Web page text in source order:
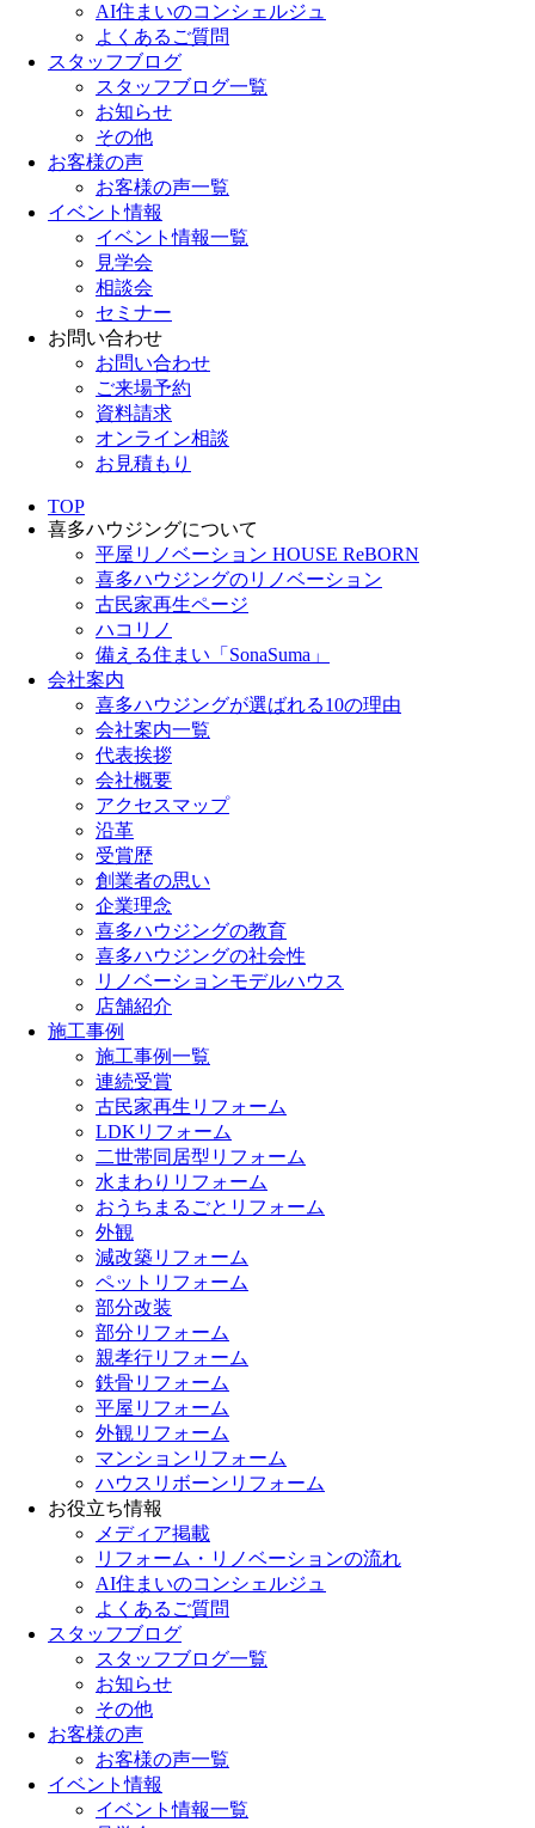
AI住まいのコンシェルジュ
よくあるご質問
スタッフブログ
スタッフブログ一覧
お知らせ
その他
お客様の声
お客様の声一覧
イベント情報
イベント情報一覧
見学会
相談会
セミナー
お問い合わせ
お問い合わせ
ご来場予約
資料請求
オンライン相談
お見積もり
TOP
喜多ハウジングについて
平屋リノベーション HOUSE ReBORN
喜多ハウジングのリノベーション
古民家再生ページ
ハコリノ
備える住まい「SonaSuma」
会社案内
喜多ハウジングが選ばれる10の理由
会社案内一覧
代表挨拶
会社概要
アクセスマップ
沿革
受賞歴
創業者の思い
企業理念
喜多ハウジングの教育
喜多ハウジングの社会性
リノベーションモデルハウス
店舗紹介
施工事例
施工事例一覧
連続受賞
古民家再生リフォーム
LDKリフォーム
二世帯同居型リフォーム
水まわりリフォーム
おうちまるごとリフォーム
外観
減改築リフォーム
ペットリフォーム
部分改装
部分リフォーム
親孝行リフォーム
鉄骨リフォーム
平屋リフォーム
外観リフォーム
マンションリフォーム
ハウスリボーンリフォーム
お役立ち情報
メディア掲載
リフォーム・リノベーションの流れ
AI住まいのコンシェルジュ
よくあるご質問
スタッフブログ
スタッフブログ一覧
お知らせ
その他
お客様の声
お客様の声一覧
イベント情報
イベント情報一覧